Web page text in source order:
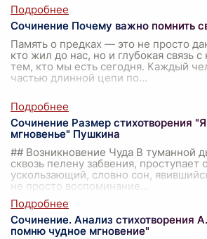
Сочинение Почему важно помнить
Память о предках — это не просто
кто жил до нас, но и глубокая связь
тем, кто мы есть сегодня. Каждый
частью длинной цепи по...
Сочинение Размер стихотворения
мгновенье" Пушкина
## Возникновение Чуда В туманной
сквозь пелену забвения, проступает
ускользающий, словно сон,
не просто воспоминание
Сочинение. Анализ стихотворения
помню чудное мгновение"